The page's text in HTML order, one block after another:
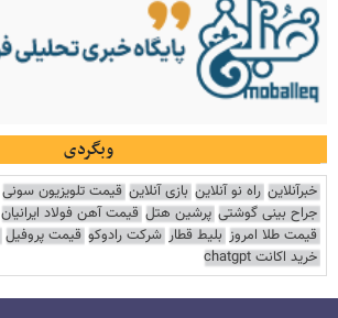
وبگردی
خبرآنلاین راه نو آنلاین بازی آنلاین قیمت تلویزیون سونی
جراح بینی گوشتی پرشین هتل قیمت آهن فولاد ایرانیان
قیمت طلا امروز بلیط قطار شرکت رادوکو قیمت پروفیل
خرید اکانت chatgpt